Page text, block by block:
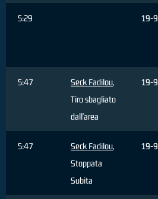
5:29 19-9
5:47 Seck Fadilou,
Tiro sbagliato
dall'area
19-9
5:47 Seck Fadilou,
Stoppata
Subita
19-9